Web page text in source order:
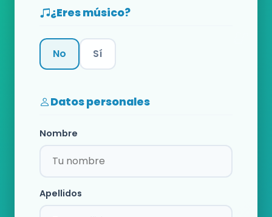
¿Eres músico?
No Sí
Datos personales
Nombre
Apellidos